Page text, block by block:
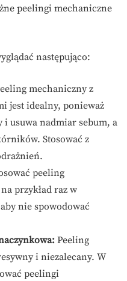
peelingi mechaniczne
następująco:
mechaniczny z
jest idealny, ponieważ
i usuwa nadmiar sebum, a
Stosować z
peeling
przykład raz w
nie spowodować
Peeling
i niezalecany. W
peelingi